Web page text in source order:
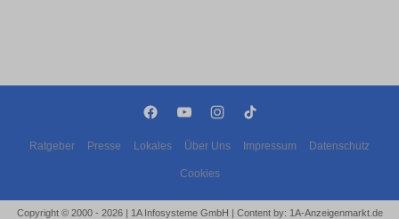
Ratgeber Presse Lokales Über Uns Impressum Datenschutz
Cookies
Copyright © 2000 - 2026 | 1A Infosysteme GmbH | Content by: 1A-Anzeigenmarkt.de